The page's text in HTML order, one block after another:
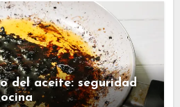
del aceite: seguridad